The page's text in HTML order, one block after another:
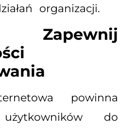
organizacji.
Zapewnij
powinna
do